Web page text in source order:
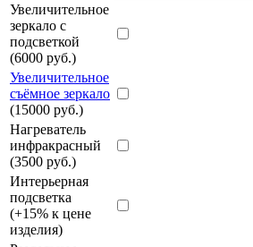
Увеличительное
зеркало с
подсветкой
(6000 руб.)
Увеличительное
съёмное зеркало
(15000 руб.)
Нагреватель
инфракрасный
(3500 руб.)
Интерьерная
подсветка
(+15% к цене
изделия)